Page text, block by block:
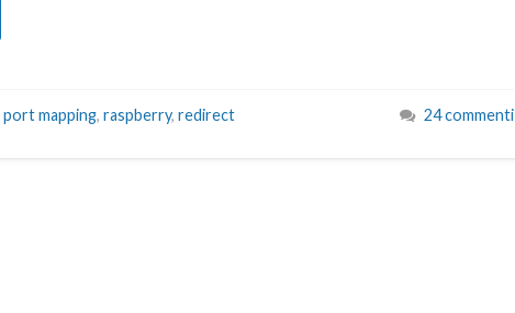
port mapping, raspberry, redirect
24 commenti